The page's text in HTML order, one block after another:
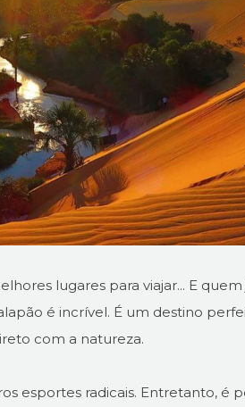
lugares para viajar... E
é incrível. É um destino
com a natureza.
esportes radicais. Entretanto, é